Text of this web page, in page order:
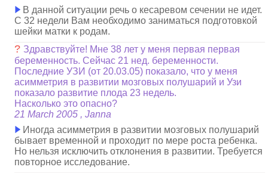
В данной ситуации речь о кесаревом сечении не идет.
С 32 недели Вам необходимо заниматься подготовкой
шейки матки к родам.
? Здравствуйте! Мне 38 лет у меня первая первая
беременность. Сейчас 21 нед. беременности.
Последние УЗИ (от 20.03.05) показало, что у меня
асимметрия в развитии мозговых полушарий и Узи
показало развитие плода 23 недель.
Насколько это опасно?
21 March 2005 , Janna
Иногда асимметрия в развитии мозговых полушарий
бывает временной и проходит по мере роста ребенка.
Но нельзя исключить отклонения в развитии. Требуется
повторное исследование.